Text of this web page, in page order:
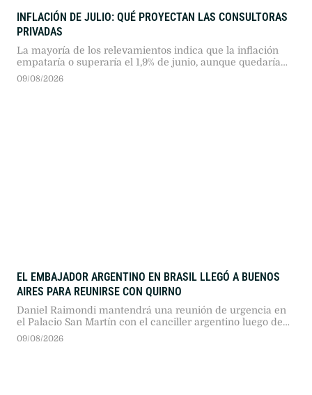
INFLACIÓN DE JULIO: QUÉ PROYECTAN LAS CONSULTORAS
PRIVADAS
La mayoría de los relevamientos indica que la inflación
empataría o superaría el 1,9% de junio, aunque quedaría
lejos del índice de CABA, que marcó 2,9%.
09/08/2026
EL EMBAJADOR ARGENTINO EN BRASIL LLEGÓ A BUENOS
AIRES PARA REUNIRSE CON QUIRNO
Daniel Raimondi mantendrá una reunión de urgencia en
el Palacio San Martín con el canciller argentino luego de
los comentarios de Javier Milei hacia Lula da Silva.
09/08/2026